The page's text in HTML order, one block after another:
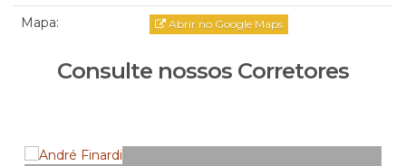
Mapa: Abrir no Google Maps
Consulte nossos Corretores